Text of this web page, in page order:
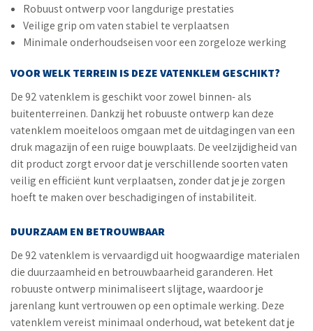
Robuust ontwerp voor langdurige prestaties
Veilige grip om vaten stabiel te verplaatsen
Minimale onderhoudseisen voor een zorgeloze werking
VOOR WELK TERREIN IS DEZE VATENKLEM GESCHIKT?
De 92 vatenklem is geschikt voor zowel binnen- als
buitenterreinen. Dankzij het robuuste ontwerp kan deze
vatenklem moeiteloos omgaan met de uitdagingen van een
druk magazijn of een ruige bouwplaats. De veelzijdigheid van
dit product zorgt ervoor dat je verschillende soorten vaten
veilig en efficiënt kunt verplaatsen, zonder dat je je zorgen
hoeft te maken over beschadigingen of instabiliteit.
DUURZAAM EN BETROUWBAAR
De 92 vatenklem is vervaardigd uit hoogwaardige materialen
die duurzaamheid en betrouwbaarheid garanderen. Het
robuuste ontwerp minimaliseert slijtage, waardoor je
jarenlang kunt vertrouwen op een optimale werking. Deze
vatenklem vereist minimaal onderhoud, wat betekent dat je